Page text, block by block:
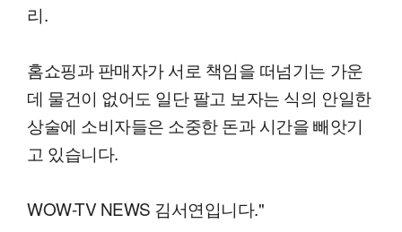
리.
홈쇼핑과 판매자가 서로 책임을 떠넘기는 가운
데 물건이 없어도 일단 팔고 보자는 식의 안일한
상술에 소비자들은 소중한 돈과 시간을 빼앗기
고 있습니다.
WOW-TV NEWS 김서연입니다."